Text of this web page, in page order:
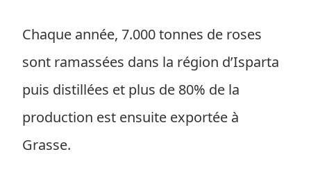
Chaque année, 7.000 tonnes de roses
sont ramassées dans la région d’Isparta
puis distillées et plus de 80% de la
production est ensuite exportée à
Grasse.